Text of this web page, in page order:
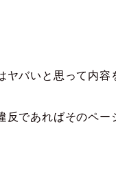
ヤバいと思って内容
反であればそのペー